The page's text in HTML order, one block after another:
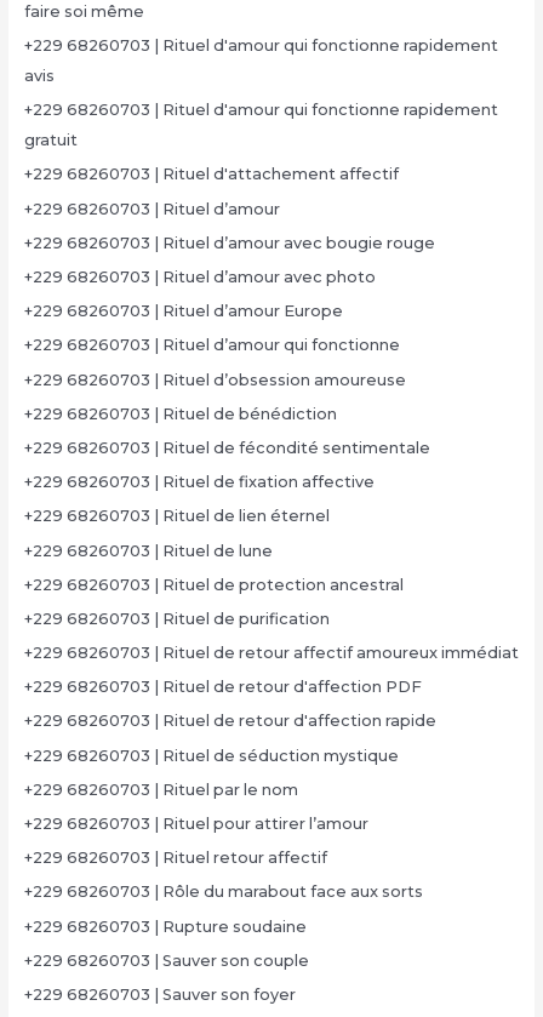
faire soi même
+229 68260703 | Rituel d'amour qui fonctionne rapidement
avis
+229 68260703 | Rituel d'amour qui fonctionne rapidement
gratuit
+229 68260703 | Rituel d'attachement affectif
+229 68260703 | Rituel d’amour
+229 68260703 | Rituel d’amour avec bougie rouge
+229 68260703 | Rituel d’amour avec photo
+229 68260703 | Rituel d’amour Europe
+229 68260703 | Rituel d’amour qui fonctionne
+229 68260703 | Rituel d’obsession amoureuse
+229 68260703 | Rituel de bénédiction
+229 68260703 | Rituel de fécondité sentimentale
+229 68260703 | Rituel de fixation affective
+229 68260703 | Rituel de lien éternel
+229 68260703 | Rituel de lune
+229 68260703 | Rituel de protection ancestral
+229 68260703 | Rituel de purification
+229 68260703 | Rituel de retour affectif amoureux immédiat
+229 68260703 | Rituel de retour d'affection PDF
+229 68260703 | Rituel de retour d'affection rapide
+229 68260703 | Rituel de séduction mystique
+229 68260703 | Rituel par le nom
+229 68260703 | Rituel pour attirer l’amour
+229 68260703 | Rituel retour affectif
+229 68260703 | Rôle du marabout face aux sorts
+229 68260703 | Rupture soudaine
+229 68260703 | Sauver son couple
+229 68260703 | Sauver son foyer